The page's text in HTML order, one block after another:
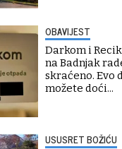
OBAVIJEST
Darkom i
na Badnjak
skraćeno. Evo
možete doći...
USUSRET BOŽIĆU